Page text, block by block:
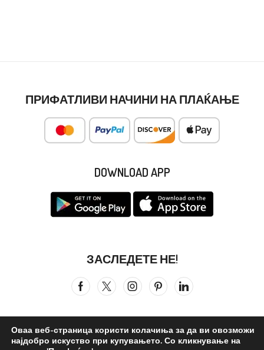
ПРИФАТЛИВИ НАЧИНИ НА ПЛАЌАЊЕ
DOWNLOAD APP
ЗАСЛЕДЕТЕ НЕ!
Оваа веб-страница користи колачиња за да ви овозможи
најдобро искуство при купувањето. Со кликнување на